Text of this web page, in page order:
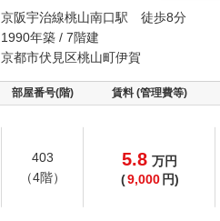
京阪宇治線桃山南口駅 徒歩8分
1990年築 / 7階建
京都市伏見区桃山町伊賀
部屋番号(階) 賃料 (管理費等)
403
（4階）
5.8 万円
(9,000 円)